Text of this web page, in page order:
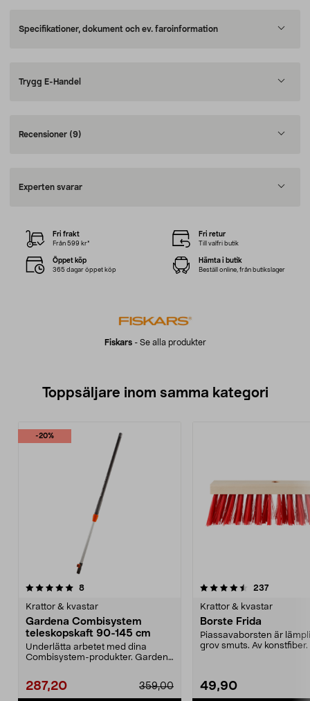
Specifikationer, dokument och ev. faroinformation
Trygg E-Handel
Recensioner (9)
Experten svarar
Fiskars- Se alla produkter
Fri frakt
Från 599 kr*
Fri retur
Till valfri butik
Öppet köp
365 dagar öppet köp
Hämta i butik
Beställ online, från butikslager
Toppsäljare inom samma kategori
-20%
8recensioner
Krattor & kvastar
Gardena Combisystem
teleskopskaft 90-145 cm
Underlätta arbetet med dina
Combisystem-produkter. Gardena
287,20 359,00
4.5 av 5 stjärnor 237
Krattor & kvastar
Borste Frida
Piassavaborsten är
grov smuts. Av konstfiber.
49,90
4.5 av 5 stjärnor